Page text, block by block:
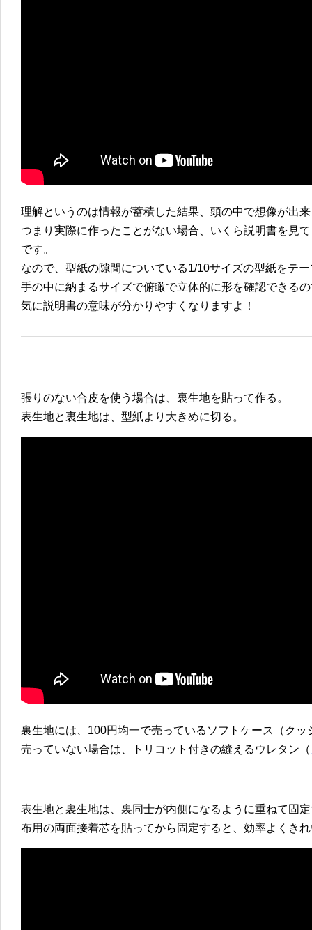
理解というのは情報が蓄積した結果、頭の中で想像が出
つまり実際に作ったことがない場合、いくら説明書を見
です。
なので、型紙の隙間についている1/10サイズの型紙をテ
手の中に納まるサイズで俯瞰で立体的に形を確認できる
気に説明書の意味が分かりやすくなりますよ！
張りのない合皮を使う場合は、裏生地を貼って作る。
表生地と裏生地は、型紙より大きめに切る。
裏生地には、100円均一で売っているソフトケース（ク
売っていない場合は、トリコット付きの縫えるウレタン（
表生地と裏生地は、裏同士が内側になるように重ねて固
布用の両面接着芯を貼ってから固定すると、効率よくき